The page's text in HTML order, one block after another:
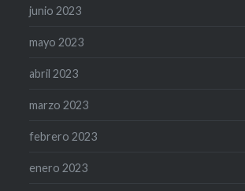
junio 2023
mayo 2023
abril 2023
marzo 2023
febrero 2023
enero 2023